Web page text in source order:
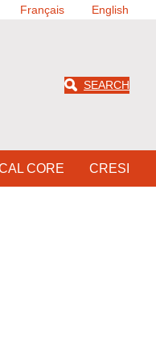
Français English
SEARCH
CORE CRESI